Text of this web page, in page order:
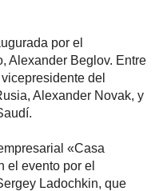
por el
Alexander Beglov. Entre
del
Alexander Novak, y
«Casa
el evento por el
Ladochkin, que